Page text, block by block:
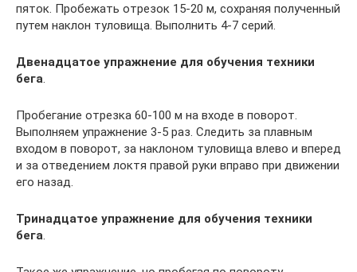
пяток. Пробежать отрезок 15-20 м, сохраняя полученный
путем наклон туловища. Выполнить 4-7 серий.
Двенадцатое упражнение для обучения техники
бега.
Пробегание отрезка 60-100 м на входе в поворот.
Выполняем упражнение 3-5 раз. Следить за плавным
входом в поворот, за наклоном туловища влево и вперед
и за отведением локтя правой руки вправо при движении
его назад.
Тринадцатое упражнение для обучения техники
бега.